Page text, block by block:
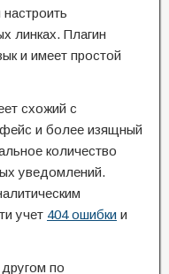
линках. Плагин
и имеет простой
схожий с
и более изящный
количество
уведомлений.
учет 404 ошибки и
по